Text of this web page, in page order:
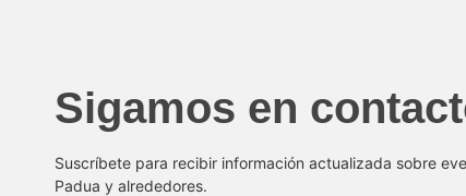
Sigamos en
Suscríbete para recibir información actualizada sobre
Padua y alrededores.